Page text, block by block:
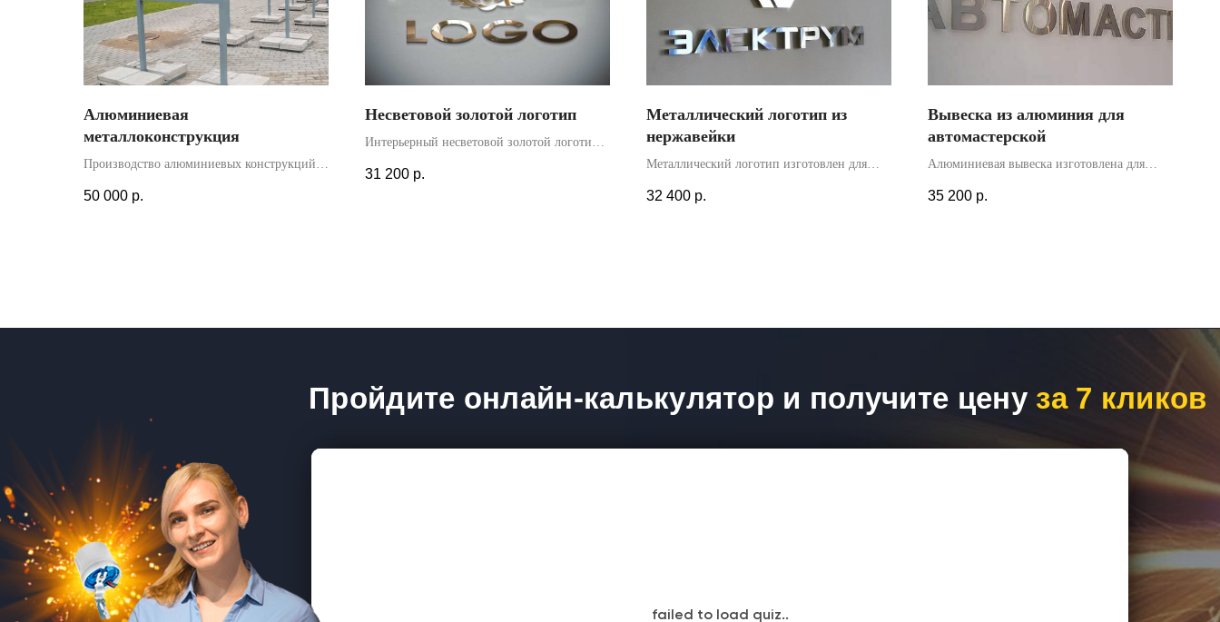
Алюминиевая
металлоконструкция
Производство алюминиевых конструкций в
установки нашими специалистами, в
50 000 р.
Несветовой золотой логотип
Интерьерный несветовой золотой логотип
Монтаж по ранее заготовленному
31 200 р.
Металлический логотип из
нержавейки
Металлический логотип изготовлен для
источников света. Логотип размещен
32 400 р.
Вывеска из алюминия для
автомастерской
Алюминиевая вывеска изготовлена для
произведена бесплатная визуализация
35 200 р.
Пройдите онлайн-калькулятор и получите цену за 7 кликов